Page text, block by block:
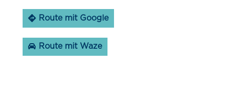
Route mit Google
Route mit Waze